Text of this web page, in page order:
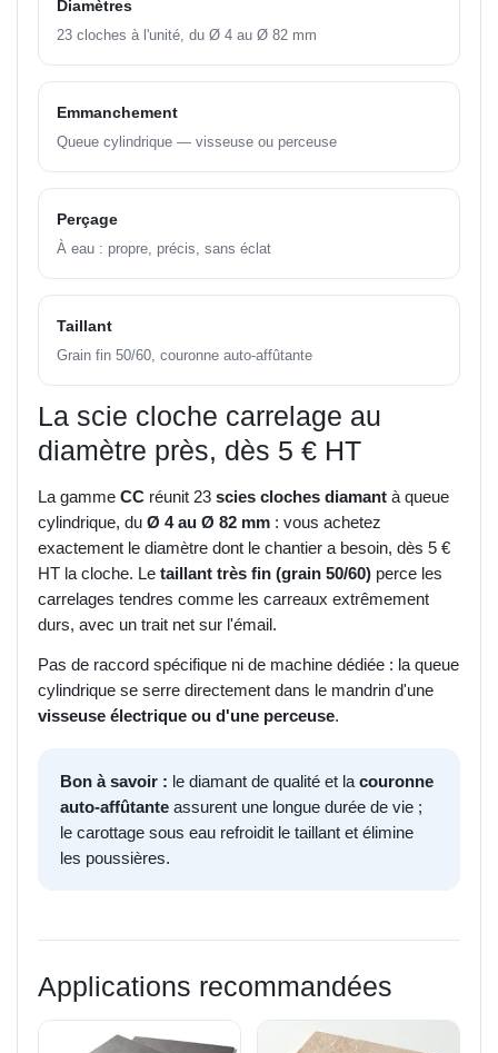
Diamètres
23 cloches à l'unité, du Ø 4 au Ø 82 mm
Emmanchement
Queue cylindrique — visseuse ou perceuse
Perçage
À eau : propre, précis, sans éclat
Taillant
Grain fin 50/60, couronne auto-affûtante
La scie cloche carrelage au
diamètre près, dès 5 € HT
La gamme CC réunit 23 scies cloches diamant à queue
cylindrique, du Ø 4 au Ø 82 mm : vous achetez
exactement le diamètre dont le chantier a besoin, dès 5 €
HT la cloche. Le taillant très fin (grain 50/60) perce les
carrelages tendres comme les carreaux extrêmement
durs, avec un trait net sur l'émail.
Pas de raccord spécifique ni de machine dédiée : la queue
cylindrique se serre directement dans le mandrin d'une
visseuse électrique ou d'une perceuse.
Bon à savoir : le diamant de qualité et lacouronne
auto-affûtante assurent une longue durée de vie ;
le carottage sous eau refroidit le taillant et élimine
les poussières.
Applications recommandées